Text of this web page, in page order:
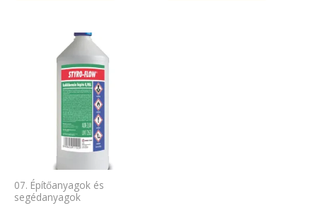
07. Építőanyagok és
segédanyagok